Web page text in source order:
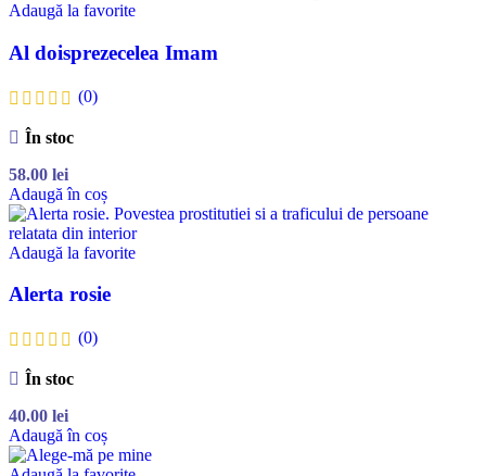
Adaugă la favorite
Al doisprezecelea Imam
(0)
În stoc
58.00 lei
Adaugă în coș
Adaugă la favorite
Alerta rosie
(0)
În stoc
40.00 lei
Adaugă în coș